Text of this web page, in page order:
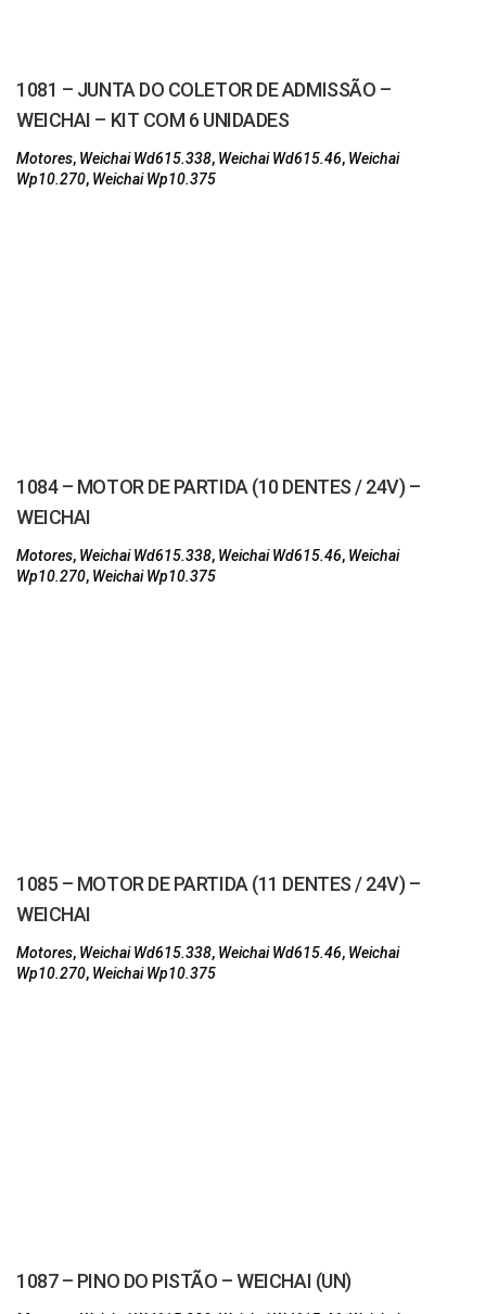
1081 – JUNTA DO COLETOR DE ADMISSÃO –
WEICHAI – KIT COM 6 UNIDADES
Motores, Weichai Wd615.338, Weichai Wd615.46, Weichai
Wp10.270, Weichai Wp10.375
1084 – MOTOR DE PARTIDA (10 DENTES / 24V) –
WEICHAI
Motores, Weichai Wd615.338, Weichai Wd615.46, Weichai
Wp10.270, Weichai Wp10.375
1085 – MOTOR DE PARTIDA (11 DENTES / 24V) –
WEICHAI
Motores, Weichai Wd615.338, Weichai Wd615.46, Weichai
Wp10.270, Weichai Wp10.375
1087 – PINO DO PISTÃO – WEICHAI (UN)